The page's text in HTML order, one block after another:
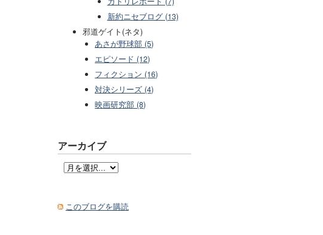
新約ニセブログ (13)
邪道ゲイト(ネタ)
あさが野球部 (5)
エピソード (12)
フィクション (16)
対決シリーズ (4)
映画研究部 (8)
アーカイブ
このブログを購読